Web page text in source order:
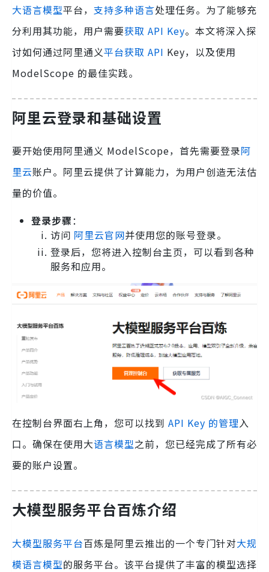
大语言模型平台， 支持多种语言处理任务。为了能够充
分利用其功能，用户需要获取 API Key。本文将深入探
讨如何通过阿里通义平台获取 API Key，以及使用
ModelScope 的最佳实践。
阿里云登录和基础设置
要开始使用阿里通义 ModelScope，首先需要登录阿
里云账户。阿里云提供了计算能力，为用户创造无法估
量的价值。
登录步骤：
访问 阿里云官网并使用您的账号登录。
登录后，您将进入控制台主页，可以看到各种
服务和应用。
在控制台界面右上角，您可以找到 API Key 的管理入
口。确保在使用大语言模型之前，您已经完成了所有必
要的账户设置。
大模型服务平台百炼介绍
大模型服务平台百炼是阿里云推出的一个专门针对大规
模语言模型的服务平台。该平台提供了丰富的模型选择